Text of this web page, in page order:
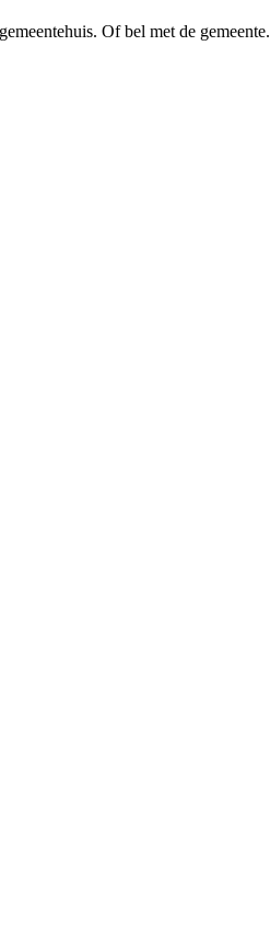
Of bel met de gemeente.